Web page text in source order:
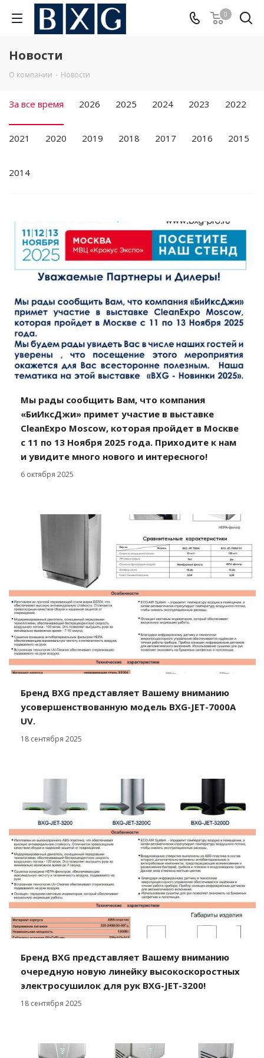
0
Новости
О компании - Новости
За все время 2026 2025 2024 2023 2022
2021 2020 2019 2018 2017 2016 2015
2014
Мы рады сообщить Вам, что компания
«БиИксДжи» примет участие в выставке
CleanExpo Moscow, которая пройдет в Москве
с 11 по 13 Ноября 2025 года. Приходите к нам
и увидите много нового и интересного!
6 октября 2025
Бренд BXG представляет Вашему вниманию
усовершенствованную модель BXG-JET-7000A
UV.
18 сентября 2025
Бренд BXG представляет Вашему вниманию
очередную новую линейку высокоскоростных
электросушилок для рук BXG-JET-3200!
18 сентября 2025